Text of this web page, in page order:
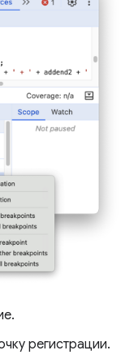
регистрации.